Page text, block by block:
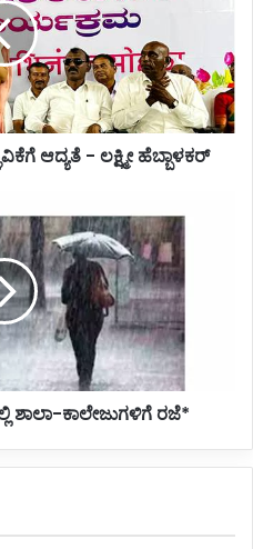
ಆದ್ಯತೆ - ಲಕ್ಷ್ಮೀ ಹೆಬ್ಬಾಳಕರ್
ಶಾಲಾ-ಕಾಲೇಜುಗಳಿಗೆ ರಜೆ*